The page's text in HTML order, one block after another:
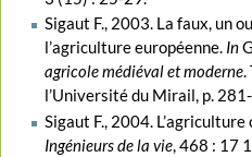
Sigaut F., 2003. La faux, un
l’agriculture européenne. In
agricole médiéval et moderne.
l’Université du Mirail, p.
Sigaut F., 2004.
Ingénieurs de la vie, 468 : 17